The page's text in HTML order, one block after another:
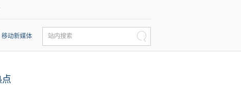
移动新媒体 站内搜索
点